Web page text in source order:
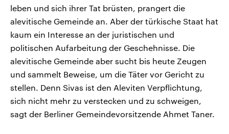
leben und sich ihrer Tat brüsten, prangert die
alevitische Gemeinde an. Aber der türkische Staat hat
kaum ein Interesse an der juristischen und
politischen Aufarbeitung der Geschehnisse. Die
alevitische Gemeinde aber sucht bis heute Zeugen
und sammelt Beweise, um die Täter vor Gericht zu
stellen. Denn Sivas ist den Aleviten Verpflichtung,
sich nicht mehr zu verstecken und zu schweigen,
sagt der Berliner Gemeindevorsitzende Ahmet Taner.